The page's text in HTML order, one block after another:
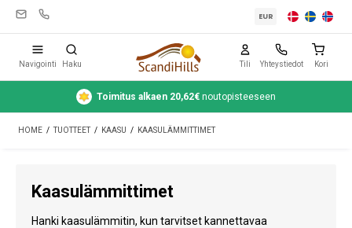
Leirintävarusteet
Teltat
EUR
Navigointi Haku Tili Yhteystiedot Kori
Toimitus alkaen 20,62€ noutopisteeseen
HOME / TUOTTEET / KAASU / KAASULÄMMITTIMET
Kaasulämmittimet
Hanki kaasulämmitin, kun tarvitset kannettavaa